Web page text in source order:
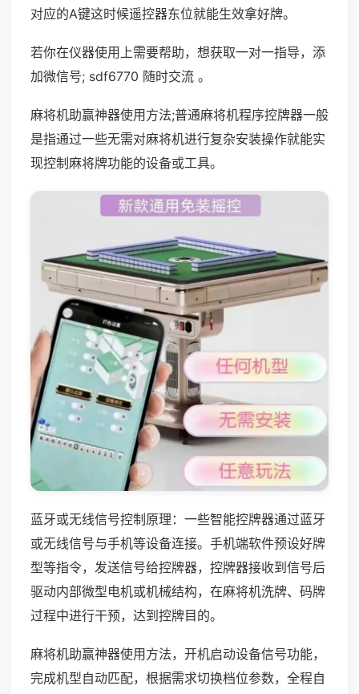
对应的A键这时候遥控器东位就能生效拿好牌。
若你在仪器使用上需要帮助，想获取一对一指导，添
加微信号; sdf6770 随时交流 。
麻将机助赢神器使用方法;普通麻将机程序控牌器一般
是指通过一些无需对麻将机进行复杂安装操作就能实
现控制麻将牌功能的设备或工具。
蓝牙或无线信号控制原理：一些智能控牌器通过蓝牙
或无线信号与手机等设备连接。手机端软件预设好牌
型等指令，发送信号给控牌器，控牌器接收到信号后
驱动内部微型电机或机械结构，在麻将机洗牌、码牌
过程中进行干预，达到控牌目的。
麻将机助赢神器使用方法，开机启动设备信号功能，
完成机型自动匹配，根据需求切换档位参数，全程自